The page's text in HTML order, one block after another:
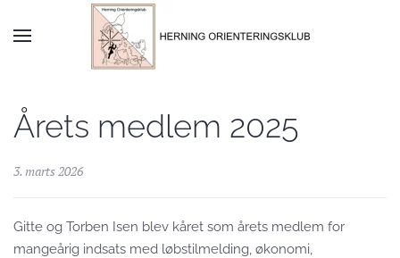
Skip to main content
Årets medlem 2025
3. marts 2026
Gitte og Torben Isen blev kåret som årets medlem for
mangeårig indsats med løbstilmelding, økonomi,